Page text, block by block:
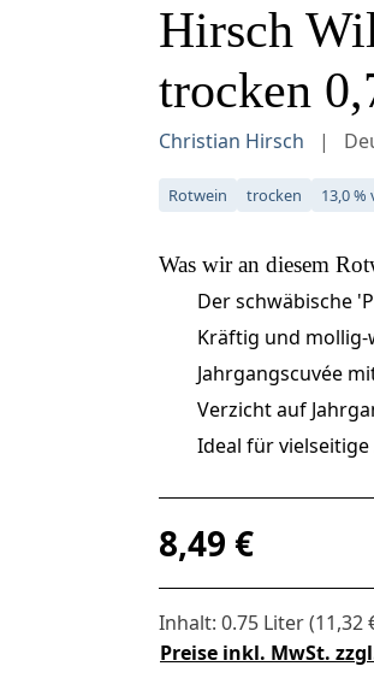
Hirsch
trocken
Christian Hirsch
Rotwein trocken 13,0 %
Was wir an diesem
Der schwäbische
Kräftig und mollig-
Jahrgangscuvée
Verzicht auf
Ideal für
Regulärer Preis:
8,49 €
Inhalt: 0.75 Liter(11,32
Preise inkl. MwSt.